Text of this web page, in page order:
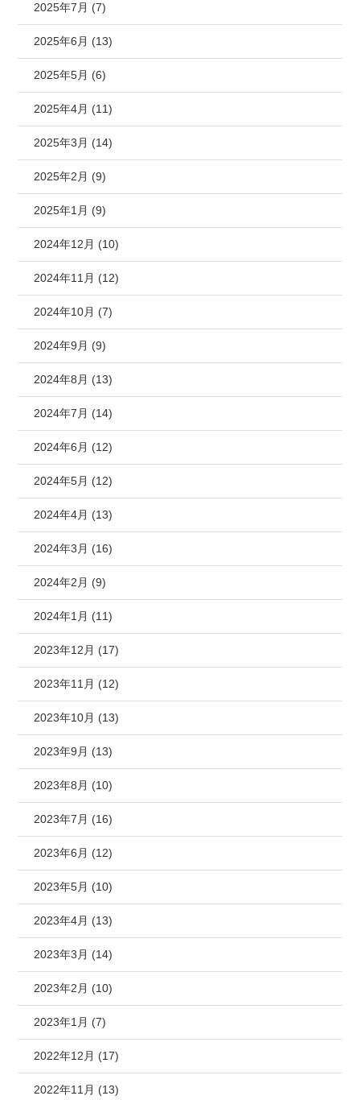
2025年7月 (7)
2025年6月 (13)
2025年5月 (6)
2025年4月 (11)
2025年3月 (14)
2025年2月 (9)
2025年1月 (9)
2024年12月 (10)
2024年11月 (12)
2024年10月 (7)
2024年9月 (9)
2024年8月 (13)
2024年7月 (14)
2024年6月 (12)
2024年5月 (12)
2024年4月 (13)
2024年3月 (16)
2024年2月 (9)
2024年1月 (11)
2023年12月 (17)
2023年11月 (12)
2023年10月 (13)
2023年9月 (13)
2023年8月 (10)
2023年7月 (16)
2023年6月 (12)
2023年5月 (10)
2023年4月 (13)
2023年3月 (14)
2023年2月 (10)
2023年1月 (7)
2022年12月 (17)
2022年11月 (13)